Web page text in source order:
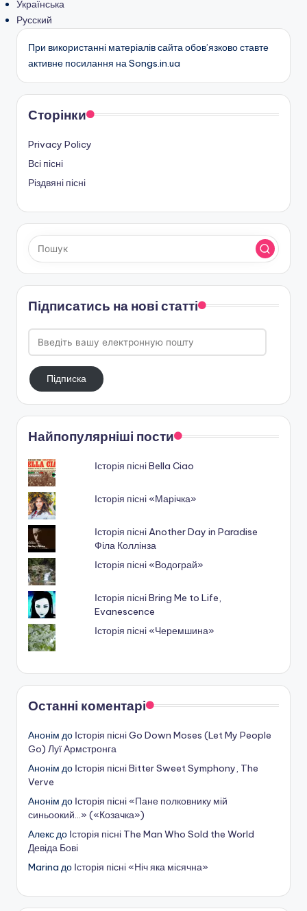
Українська
Русский
При використанні матеріалів сайта обов’язково ставте
активне посилання на Songs.in.ua
Сторінки
Privacy Policy
Всі пісні
Різдвяні пісні
Підписатись на нові статті
Введіть
вашу
електронную
поштуПідписка
Найпопулярніші пости
Історія пісні Bella Ciao
Історія пісні «Марічка»
Історія пісні Another Day in Paradise
Філа Коллінза
Історія пісні «Водограй»
Історія пісні Bring Me to Life,
Evanescence
Історія пісні «Черемшина»
Останні коментарі
Анонім до Історія пісні Go Down Moses (Let My People
Go) Луї Армстронга
Анонім до Історія пісні Bitter Sweet Symphony, The
Verve
Анонім до Історія пісні «Пане полковнику мій
синьоокий…» («Козачка»)
Алексдо Історія пісні The Man Who Sold the World
Девіда Бові
Marina до Історія пісні «Ніч яка місячна»